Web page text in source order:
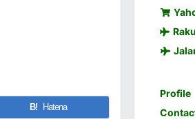
B! Hatena
Profile